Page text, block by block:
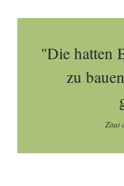
"Die hatten
zu
Zitat